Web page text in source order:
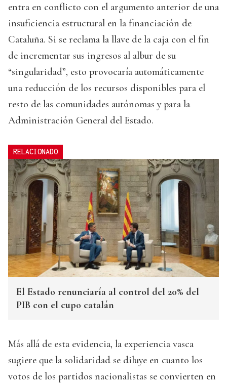
entra en conflicto con el argumento anterior de una
insuficiencia estructural en la financiación de
Cataluña. Si se reclama la llave de la caja con el fin
de incrementar sus ingresos al albur de su
“singularidad”, esto provocaría automáticamente
una reducción de los recursos disponibles para el
resto de las comunidades autónomas y para la
Administración General del Estado.
RELACIONADO
El Estado renunciaría al control del 20% del
PIB con el cupo catalán
Más allá de esta evidencia, la experiencia vasca
sugiere que la solidaridad se diluye en cuanto los
votos de los partidos nacionalistas se convierten en